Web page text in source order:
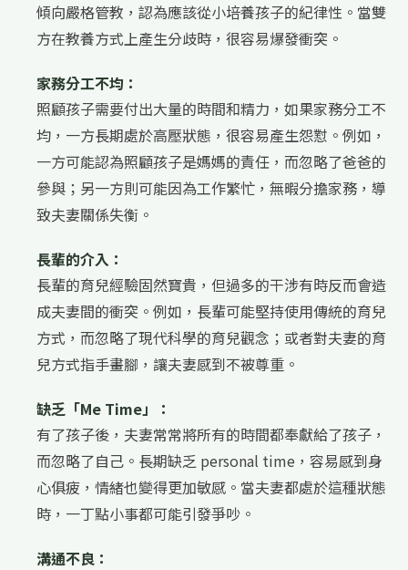
傾向嚴格管教，認為應該從小培養孩子的紀律性。當雙
方在教養方式上產生分歧時，很容易爆發衝突。
家務分工不均：
照顧孩子需要付出大量的時間和精力，如果家務分工不
均，一方長期處於高壓狀態，很容易產生怨懟。例如，
一方可能認為照顧孩子是媽媽的責任，而忽略了爸爸的
參與；另一方則可能因為工作繁忙，無暇分擔家務，導
致夫妻關係失衡。
長輩的介入：
長輩的育兒經驗固然寶貴，但過多的干涉有時反而會造
成夫妻間的衝突。例如，長輩可能堅持使用傳統的育兒
方式，而忽略了現代科學的育兒觀念；或者對夫妻的育
兒方式指手畫腳，讓夫妻感到不被尊重。
缺乏「Me Time」：
有了孩子後，夫妻常常將所有的時間都奉獻給了孩子，
而忽略了自己。長期缺乏 personal time，容易感到身
心俱疲，情緒也變得更加敏感。當夫妻都處於這種狀態
時，一丁點小事都可能引發爭吵。
溝通不良：